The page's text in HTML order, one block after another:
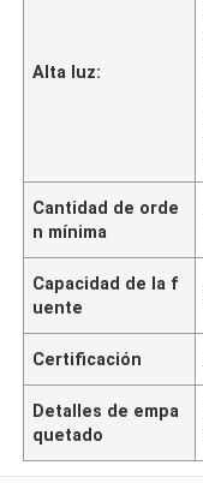
Alta luz:
Cantidad de orde
n mínima
Capacidad de la f
uente
Certificación
Detalles de empa
quetado